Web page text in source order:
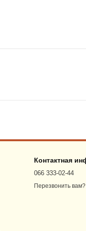
Контактная
066 333-02-44
Перезвонить вам?